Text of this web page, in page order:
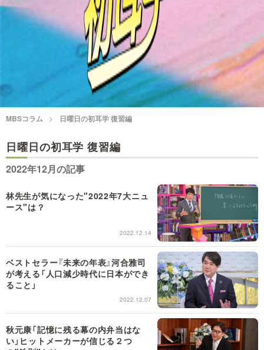
情熱大陸を読む
レストランだけじゃない
「水野真紀の魔法のレスト
ラン」
痛快！明石家電視台に、
エエ話はいらんねん！
池上彰のニュース解説が
読める！「生！池上彰×山
里亮太」
MBSコラム 日曜日の初耳学 復習編
日曜日の初耳学 復習編
2022年12月の記事
林先生が気になった"2022年7大ニュ
ース"は？
2022.12.14
ベストセラー『未来の年表』河合雅司
が考える「人口減少時代に日本ができ
ること」
2022.12.07
秋元康「記憶に残る幕の内弁当はな
い」ヒットメーカーが信じる２つ